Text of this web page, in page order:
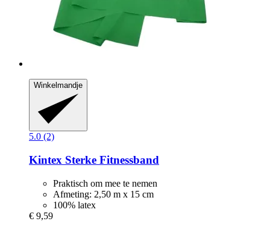
Winkelmandje
5.0 (2)
Kintex Sterke Fitnessband
Praktisch om mee te nemen
Afmeting: 2,50 m x 15 cm
100% latex
€ 9,59